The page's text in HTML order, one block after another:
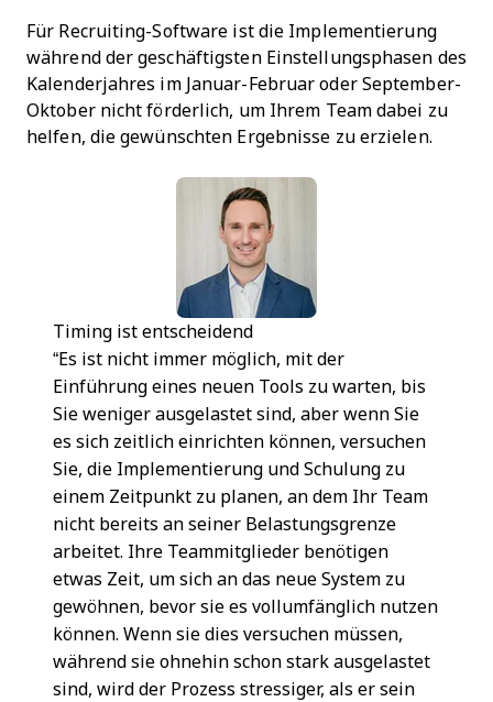
Für Recruiting-Software ist die Implementierung
während der geschäftigsten Einstellungsphasen des
Kalenderjahres im Januar-Februar oder September-
Oktober nicht förderlich, um Ihrem Team dabei zu
helfen, die gewünschten Ergebnisse zu erzielen.
Timing ist entscheidend
“Es ist nicht immer möglich, mit der
Einführung eines neuen Tools zu warten, bis
Sie weniger ausgelastet sind, aber wenn Sie
es sich zeitlich einrichten können, versuchen
Sie, die Implementierung und Schulung zu
einem Zeitpunkt zu planen, an dem Ihr Team
nicht bereits an seiner Belastungsgrenze
arbeitet. Ihre Teammitglieder benötigen
etwas Zeit, um sich an das neue System zu
gewöhnen, bevor sie es vollumfänglich nutzen
können. Wenn sie dies versuchen müssen,
während sie ohnehin schon stark ausgelastet
sind, wird der Prozess stressiger, als er sein